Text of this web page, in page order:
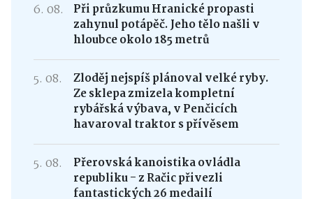
6. 08.
Při průzkumu Hranické propasti
zahynul potápěč. Jeho tělo našli v
hloubce okolo 185 metrů
5. 08.
Zloděj nejspíš plánoval velké ryby.
Ze sklepa zmizela kompletní
rybářská výbava, v Penčicích
havaroval traktor s přívěsem
5. 08.
Přerovská kanoistika ovládla
republiku - z Račic přivezli
fantastických 26 medailí